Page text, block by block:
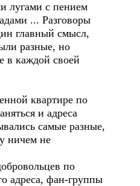
лугами с пением
... Разговоры
главный смысл,
разные, но
в каждой своей
квартире по
и адреса
самые разные,
ничем не
по
адреса, фан-группы